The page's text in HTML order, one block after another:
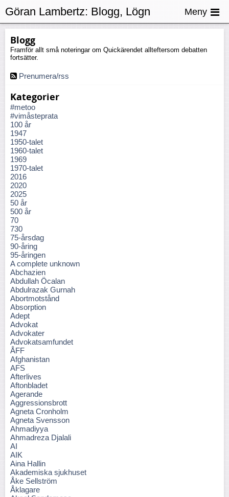
Blogg
Framför allt små noteringar om Quickärendet allteftersom debatten
fortsätter.
Prenumera/rss
Kategorier
#metoo
#vimåsteprata
100 år
1947
1950-talet
1960-talet
1969
1970-talet
2016
2020
2025
50 år
500 år
70
730
75-årsdag
90-åring
95-åringen
A complete unknown
Abchazien
Abdullah Öcalan
Abdulrazak Gurnah
Abortmotstånd
Absorption
Adept
Advokat
Advokater
Advokatsamfundet
ÅFF
Afghanistan
AFS
Afterlives
Aftonbladet
Agerande
Aggressionsbrott
Agneta Cronholm
Agneta Svensson
Ahmadiyya
Ahmadreza Djalali
AI
AIK
Aina Hallin
Akademiska sjukhuset
Åke Sellström
Åklagare
Göran Lambertz: Blogg, Lögn Meny